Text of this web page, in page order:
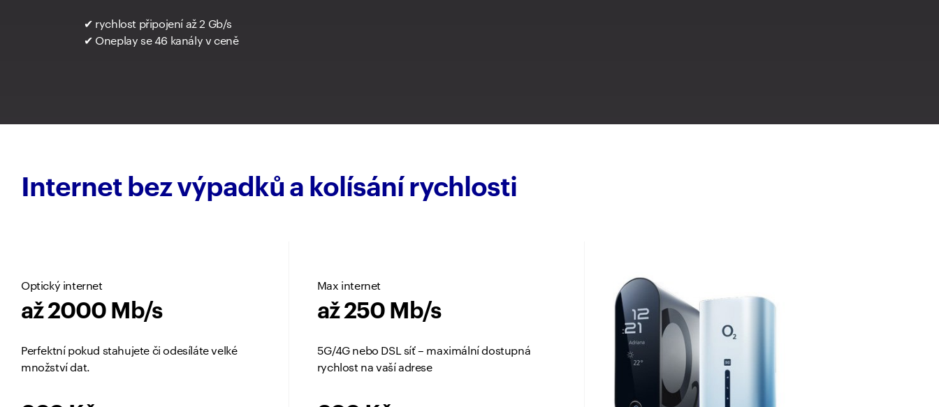
✔ rychlost připojení až 2 Gb/s
✔ Oneplay se 46 kanály v ceně
Internet bez výpadků a kolísání rychlosti
Optický internet
až 2000 Mb/s
Perfektní pokud stahujete či odesíláte velké
množství dat.
Max internet
až 250 Mb/s
5G/4G nebo DSL síť – maximální dostupná
rychlost na vaší adrese